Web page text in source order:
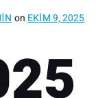
on EKIM 9, 2025